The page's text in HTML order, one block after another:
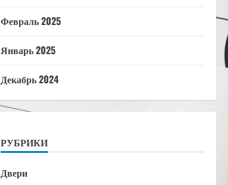
Февраль 2025
Январь 2025
Декабрь 2024
РУБРИКИ
Двери